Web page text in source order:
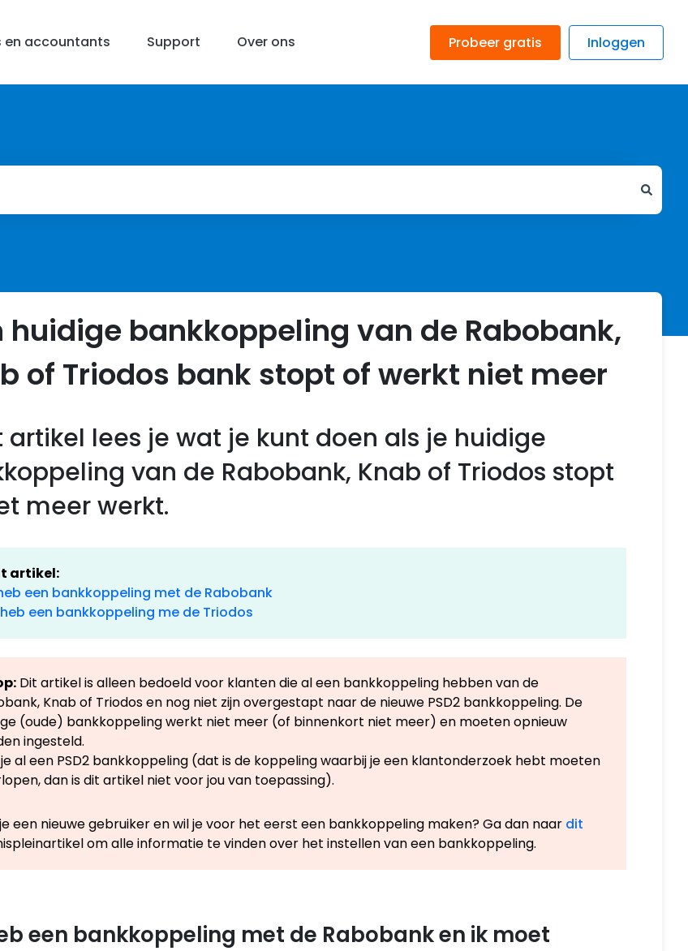
Probeer gratis Inloggen
en accountants Support Over ons
huidige bankkoppeling van de Rabobank,
of Triodos bank stopt of werkt niet meer
artikel lees je wat je kunt doen als je huidige
van de Rabobank, Knab of Triodos stopt
meer werkt.
artikel:
een bankkoppeling met de Rabobank
heb een bankkoppeling me de Triodos
Dit artikel is alleen bedoeld voor klanten die al een bankkoppeling hebben van de
Knab of Triodos en nog niet zijn overgestapt naar de nieuwe PSD2 bankkoppeling. De
(oude) bankkoppeling werkt niet meer (of binnenkort niet meer) en moeten opnieuw
ingesteld.
al een PSD2 bankkoppeling (dat is de koppeling waarbij je een klantonderzoek hebt moeten
dan is dit artikel niet voor jou van toepassing).
een nieuwe gebruiker en wil je voor het eerst een bankkoppeling maken? Ga dan naar dit
om alle informatie te vinden over het instellen van een bankkoppeling.
een bankkoppeling met de Rabobank en ik moet